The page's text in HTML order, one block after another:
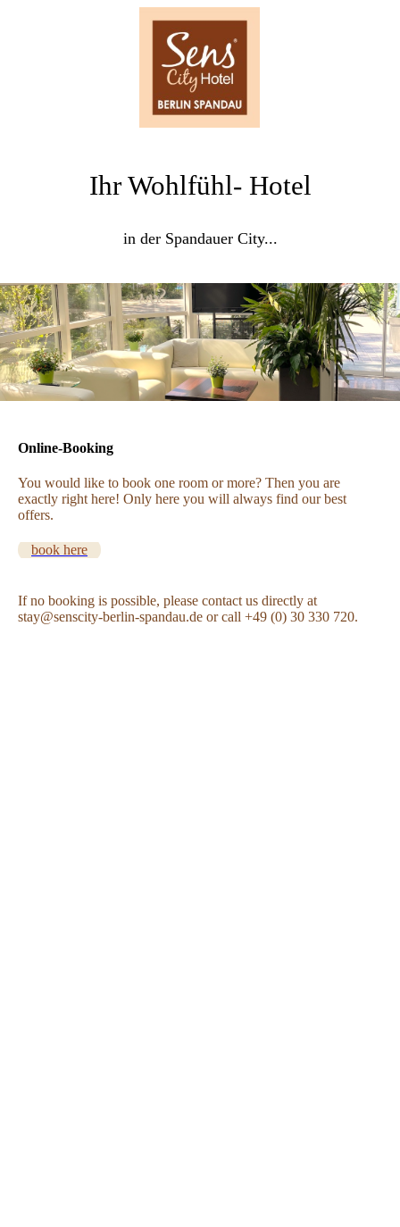
Ihr Wohlfühl- Hotel
in der Spandauer City...
Online-Booking
You would like to book one room or more? Then you are
exactly right here! Only here you will always find our best
offers.
book here
If no booking is possible, please contact us directly at
stay@senscity-berlin-spandau.de or call +49 (0) 30 330 720.